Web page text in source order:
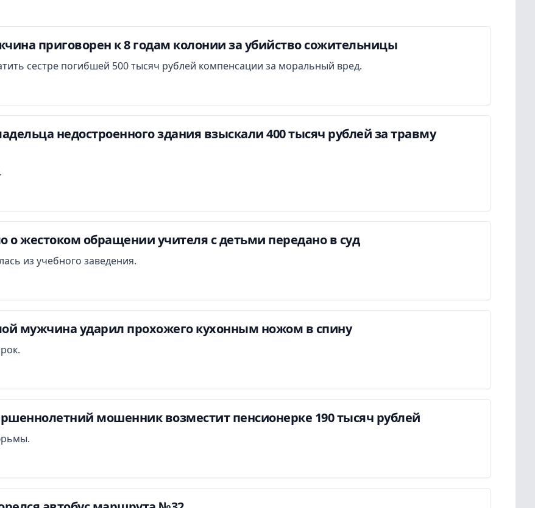
приговорен к 8 годам колонии за убийство сожительницы
сестре погибшей 500 тысяч рублей компенсации за моральный вред.
недостроенного здания взыскали 400 тысяч рублей за травму
о жестоком обращении учителя с детьми передано в суд
из учебного заведения.
мужчина ударил прохожего кухонным ножом в спину
мошенник возместит пенсионерке 190 тысяч рублей